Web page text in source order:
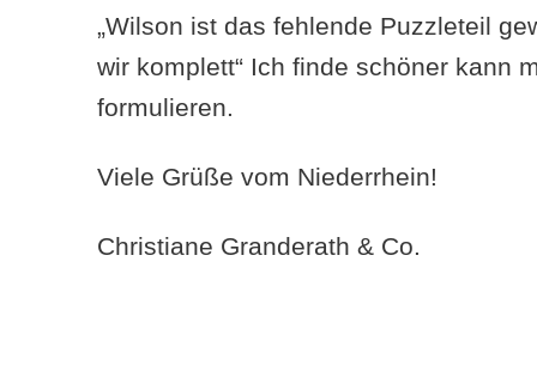
„Wilson ist das fehlende Puzzleteil
wir komplett“ Ich finde schöner kann
formulieren.
Viele Grüße vom Niederrhein!
Christiane Granderath & Co.